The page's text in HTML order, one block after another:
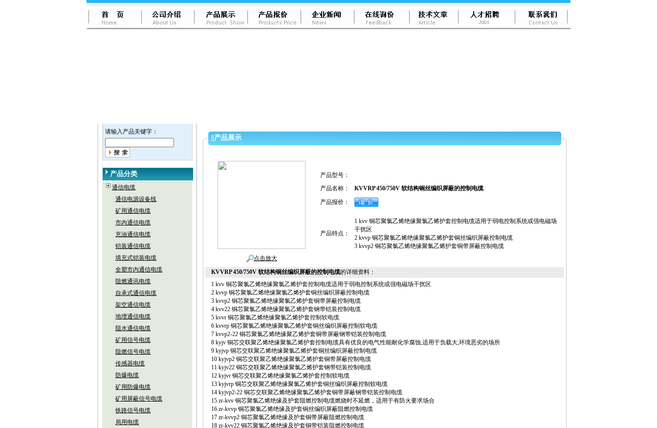
请输入产品关键字：
产品分类
通信电缆
通信电源设备线
矿用通信电缆
市内通信电缆
充油通信电缆
铠装通信电缆
填充式铠装电缆
全塑市内通信电缆
阻燃通讯电缆
自承式通信电缆
架空通信电缆
地埋通信电缆
阻水通信电缆
矿用信号电缆
阻燃信号电缆
传感器电缆
防爆电缆
矿用防爆电缆
矿用屏蔽信号电缆
铁路信号电缆
局用电缆
产品展示
点击放大
产品型号：
产品名称：
KVVRP 450/750V 软结构铜丝编织屏蔽的控制电缆
产品报价：
产品特点：
1 kvv 铜芯聚氯乙烯绝缘聚氯乙烯护套控制电缆适用于弱电控制系统或强电磁场
干扰区
2 kvvp 铜芯聚氯乙烯绝缘聚氯乙烯护套铜丝编织屏蔽控制电缆
3 kvvp2 铜芯聚氯乙烯绝缘聚氯乙烯护套铜带屏蔽控制电缆
KVVRP 450/750V 软结构铜丝编织屏蔽的控制电缆的详细资料：
1 kvv 铜芯聚氯乙烯绝缘聚氯乙烯护套控制电缆适用于弱电控制系统或强电磁场干扰区
2 kvvp 铜芯聚氯乙烯绝缘聚氯乙烯护套铜丝编织屏蔽控制电缆
3 kvvp2 铜芯聚氯乙烯绝缘聚氯乙烯护套铜带屏蔽控制电缆
4 kvv22 铜芯聚氯乙烯绝缘聚氯乙烯护套钢带铠装控制电缆
5 kvvr 铜芯聚氯乙烯绝缘聚氯乙烯护套控制软电缆
6 kvvrp 铜芯聚氯乙烯绝缘聚氯乙烯护套铜丝编织屏蔽控制软电缆
7 kvvp2-22 铜芯聚氯乙烯绝缘聚乙烯护套铜带屏蔽钢带铠装控制电缆
8 kyjv 铜芯交联聚乙烯绝缘聚氯乙烯护套控制电缆具有优良的电气性能耐化学腐蚀,适用于负载大,环境恶劣的场所
9 kyjvp 铜芯交联聚乙烯绝缘聚氯乙烯护套铜丝编织屏蔽控制电缆
10 kyjvp2 铜芯交联聚乙烯绝缘聚氯乙烯护套铜带屏蔽控制电缆
11 kyjv22 铜芯交联聚乙烯绝缘聚氯乙烯护套钢带铠装控制电缆
12 kyjvr 铜芯交联聚乙烯绝缘聚氯乙烯护套控制软电缆
13 kyjvrp 铜芯交联聚乙烯绝缘聚氯乙烯护套铜丝编织屏蔽控制软电缆
14 kyjvp2-22 铜芯交联聚乙烯绝缘聚氯乙烯护套铜带屏蔽钢带铠装控制电缆
15 zr-kvv 铜芯聚氯乙烯绝缘及护套阻燃控制电缆燃烧时不延燃，适用于有防火要求场合
16 zr-kvvp 铜芯聚氯乙烯绝缘及护套铜丝编织屏蔽阻燃控制电缆
17 zr-kvvp2 铜芯聚氯乙烯绝缘及护套铜带屏蔽阻燃控制电缆
18 zr-kvv22 铜芯聚氯乙烯绝缘及护套铜带铠装阻燃控制电缆